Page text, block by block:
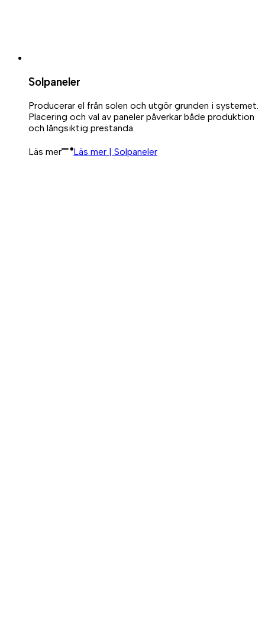
Solpaneler
Producerar el från solen och utgör grunden i systemet.
Placering och val av paneler påverkar både produktion
och långsiktig prestanda.
Läs mer Läs mer | Solpaneler